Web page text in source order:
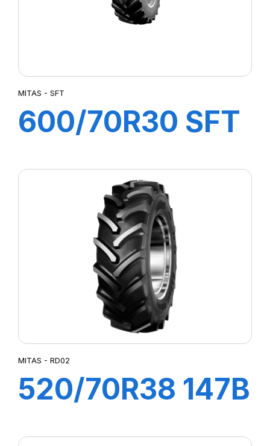
MITAS - SFT
600/70R30 SFT
MITAS - RD02
520/70R38 147B